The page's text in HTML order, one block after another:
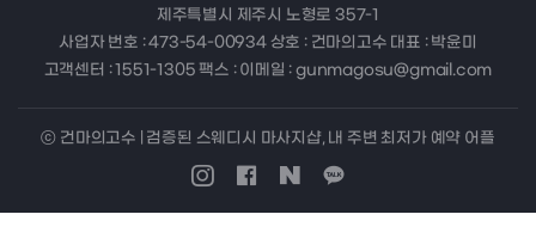
제주특별시 제주시 노형로 357-1
사업자 번호 : 473-54-00934 상호 : 건마의고수 대표 : 박윤미
고객센터 : 1551-1305 팩스 : 이메일 : gunmagosu@gmail.com
ⓒ 건마의고수 | 검증된 스웨디시 마사지샵, 내 주변 최저가 예약 어플